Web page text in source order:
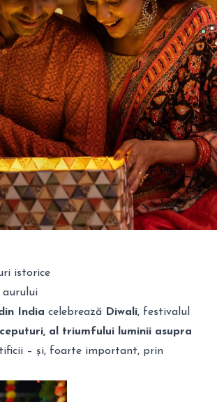
istorice
aurului
India celebrează Diwali, festivalul
al triumfului luminii asupra
– și, foarte important, prin